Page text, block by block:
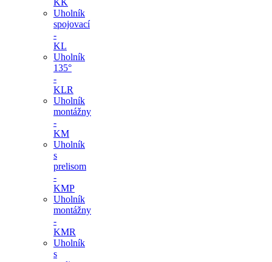
Uholník
spojovací
-
KL
Uholník
135°
-
KLR
Uholník
montážny
-
KM
Uholník
s
prelisom
-
KMP
Uholník
montážny
-
KMR
Uholník
s